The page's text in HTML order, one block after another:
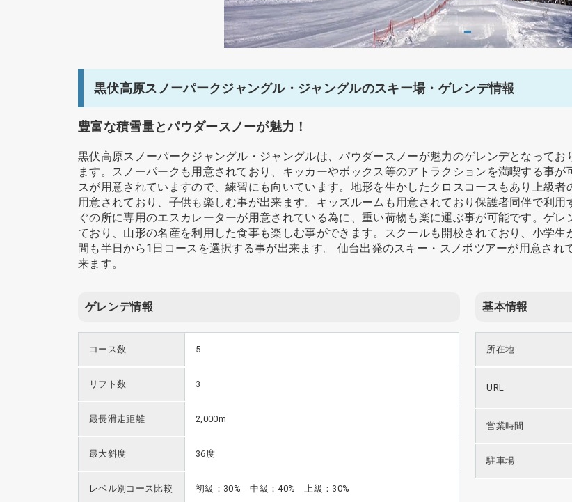
黒伏高原スノーパークジャングル・ジャングルのスキー場・ゲレンデ情報
豊富な積雪量とパウダースノーが魅力！
黒伏高原スノーパークジャングル・ジャングルは、パウダースノーが魅力のゲレンデとなって
ます。スノーパークも用意されており、キッカーやボックス等のアトラクションを満喫する事
スが用意されていますので、練習にも向いています。地形を生かしたクロスコースもあり上級
用意されており、子供も楽しむ事が出来ます。キッズルームも用意されており保護者同伴で利
ぐの所に専用のエスカレーターが用意されている為に、重い荷物も楽に運ぶ事が可能です。ゲ
ており、山形の名産を利用した食事も楽しむ事ができます。スクールも開校されており、小学
間も半日から1日コースを選択する事が出来ます。 仙台出発のスキー・スノボツアーが用意さ
来ます。
ゲレンデ情報
コース数 5
リフト数 3
最長滑走距離 2,000m
最大斜度 36度
レベル別コース比較 初級：30% 中級：40% 上級：30%
基本情報
所在地
URL
営業時間
駐車場